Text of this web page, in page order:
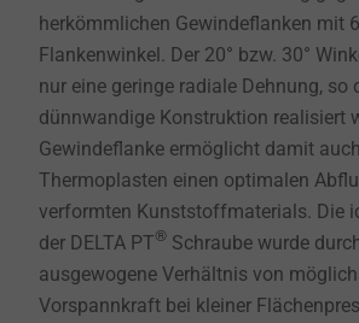
herkömmlichen Gewindeflanken mit
Flankenwinkel. Der 20° bzw. 30°
nur eine geringe radiale Dehnung, so
dünnwandige Konstruktion realisiert
Gewindeflanke ermöglicht damit
Thermoplasten einen optimalen
verformten Kunststoffmaterials. Die
der DELTA PT® Schraube wurde
ausgewogene Verhältnis von
Vorspannkraft bei kleiner